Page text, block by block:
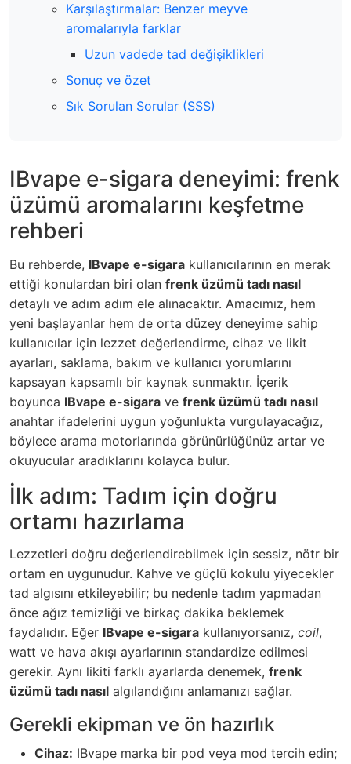
Karşılaştırmalar: Benzer meyve
aromalarıyla farklar
Uzun vadede tad değişiklikleri
Sonuç ve özet
Sık Sorulan Sorular (SSS)
IBvape e-sigara deneyimi: frenk
üzümü aromalarını keşfetme
rehberi
Bu rehberde, IBvape e-sigara kullanıcılarının en merak
ettiği konulardan biri olan frenk üzümü tadı nasıl
detaylı ve adım adım ele alınacaktır. Amacımız, hem
yeni başlayanlar hem de orta düzey deneyime sahip
kullanıcılar için lezzet değerlendirme, cihaz ve likit
ayarları, saklama, bakım ve kullanıcı yorumlarını
kapsayan kapsamlı bir kaynak sunmaktır. İçerik
boyunca IBvape e-sigara ve frenk üzümü tadı nasıl
anahtar ifadelerini uygun yoğunlukta vurgulayacağız,
böylece arama motorlarında görünürlüğünüz artar ve
okuyucular aradıklarını kolayca bulur.
İlk adım: Tadım için doğru
ortamı hazırlama
Lezzetleri doğru değerlendirebilmek için sessiz, nötr bir
ortam en uygunudur. Kahve ve güçlü kokulu yiyecekler
tad algısını etkileyebilir; bu nedenle tadım yapmadan
önce ağız temizliği ve birkaç dakika beklemek
faydalıdır. Eğer IBvape e-sigara kullanıyorsanız, coil,
watt ve hava akışı ayarlarının standardize edilmesi
gerekir. Aynı likiti farklı ayarlarda denemek, frenk
üzümü tadı nasıl algılandığını anlamanızı sağlar.
Gerekli ekipman ve ön hazırlık
Cihaz: IBvape marka bir pod veya mod tercih edin;